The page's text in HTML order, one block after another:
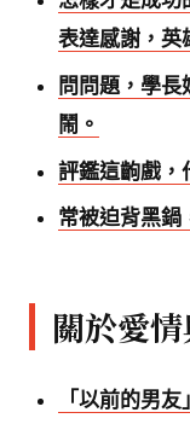
表達感謝，英
問問題，學
鬧。
評鑑這齣戲，
常被迫背黑鍋
關於愛
「以前的男